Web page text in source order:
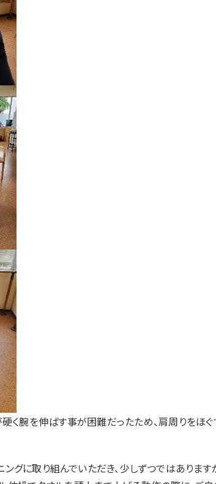
く腕を伸ばす事が困難だったため、肩周りをほぐ
グに取り組んでいただき、少しずつではあります